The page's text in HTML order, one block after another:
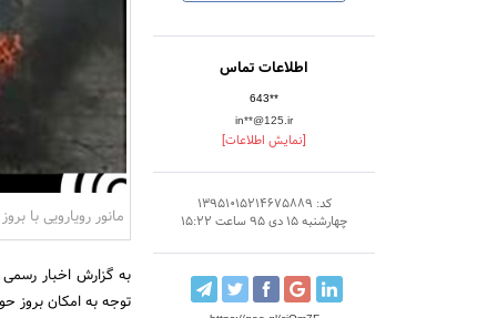
اطلاعات تماس
643**
in**@125.ir
[نمایش اطلاعات]
کد: 13951015214675889
چهارشنبه 15 دی 95 ساعت 15:22
مانور رویارویی با